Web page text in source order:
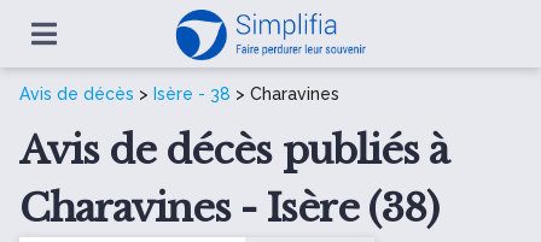
Avis de décès > Isère - 38 > Charavines
Avis de décès publiés à
Charavines - Isère (38)